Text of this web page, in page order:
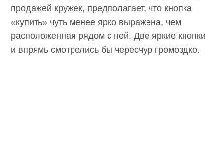
продажей кружек, предполагает, что кнопка
«купить» чуть менее ярко выражена, чем
расположенная рядом с ней. Две яркие кнопки
и впрямь смотрелись бы чересчур громоздко.